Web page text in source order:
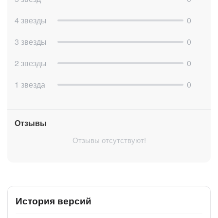
Удаление multifield с элемента crm.
Действие удаляет значение поля типа multifield
Копирование контактов с компании.
контакт (с проверкой на отсутствие данных в
Расчет маржи.
Действие рассчитывает маржу на основании данных
Напишите разработчику;
Дождитесь ответа о принятии или отклонении задачи в
Роботы в "Роботизация бизнеса (RPA)" работают на
всех тарифах;
4 звезды
0
3 звезды
0
2 звезды
0
1 звезда
0
Отзывы
Отзывы отсутствуют!
История версий